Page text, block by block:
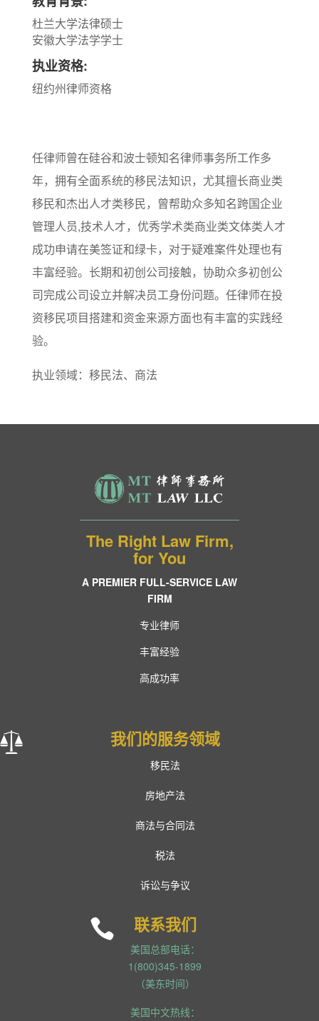
杜兰大学法律硕士
安徽大学法学学士
执业资格:
纽约州律师资格
任律师曾在硅谷和波士顿知名律师事务所工作多
年，拥有全面系统的移民法知识，尤其擅长商业类
移民和杰出人才类移民，曾帮助众多知名跨国企业
管理人员,技术人才，优秀学术类商业类文体类人才
成功申请在美签证和绿卡，对于疑难案件处理也有
丰富经验。长期和初创公司接触，协助众多初创公
司完成公司设立并解决员工身份问题。任律师在投
资移民项目搭建和资金来源方面也有丰富的实践经
验。
执业领域：移民法、商法
The Right Law Firm,
for You
A PREMIER FULL-SERVICE LAW
FIRM
专业律师
丰富经验
高成功率
我们的服务领域
移民法
房地产法
商法与合同法
税法
诉讼与争议
 联系我们
美国总部电话：
1(800)345-1899
（美东时间）
美国中文热线：